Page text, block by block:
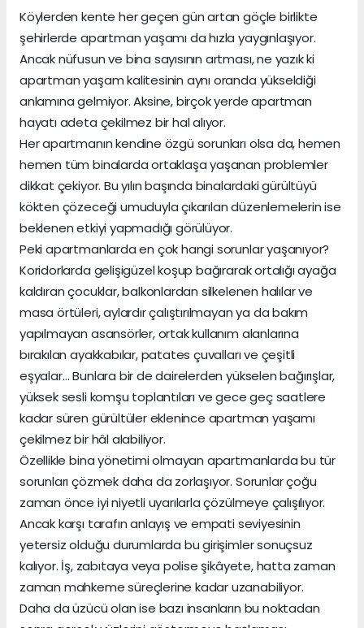
Köylerden kente her geçen gün artan göçle birlikte
şehirlerde apartman yaşamı da hızla yaygınlaşıyor.
Ancak nüfusun ve bina sayısının artması, ne yazık ki
apartman yaşam kalitesinin aynı oranda yükseldiği
anlamına gelmiyor. Aksine, birçok yerde apartman
hayatı adeta çekilmez bir hal alıyor.
Her apartmanın kendine özgü sorunları olsa da, hemen
hemen tüm binalarda ortaklaşa yaşanan problemler
dikkat çekiyor. Bu yılın başında binalardaki gürültüyü
kökten çözeceği umuduyla çıkarılan düzenlemelerin ise
beklenen etkiyi yapmadığı görülüyor.
Peki apartmanlarda en çok hangi sorunlar yaşanıyor?
Koridorlarda gelişigüzel koşup bağırarak ortalığı ayağa
kaldıran çocuklar, balkonlardan silkelenen halılar ve
masa örtüleri, aylardır çalıştırılmayan ya da bakım
yapılmayan asansörler, ortak kullanım alanlarına
bırakılan ayakkabılar, patates çuvalları ve çeşitli
eşyalar… Bunlara bir de dairelerden yükselen bağırışlar,
yüksek sesli komşu toplantıları ve gece geç saatlere
kadar süren gürültüler eklenince apartman yaşamı
çekilmez bir hâl alabiliyor.
Özellikle bina yönetimi olmayan apartmanlarda bu tür
sorunları çözmek daha da zorlaşıyor. Sorunlar çoğu
zaman önce iyi niyetli uyarılarla çözülmeye çalışılıyor.
Ancak karşı tarafın anlayış ve empati seviyesinin
yetersiz olduğu durumlarda bu girişimler sonuçsuz
kalıyor. İş, zabıtaya veya polise şikâyete, hatta zaman
zaman mahkeme süreçlerine kadar uzanabiliyor.
Daha da üzücü olan ise bazı insanların bu noktadan